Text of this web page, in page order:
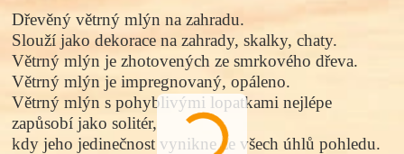
Dřevěný větrný mlýn na zahradu.
Slouží jako dekorace na zahrady, skalky, chaty.
Větrný mlýn je zhotovenýchze smrkového dřeva.
Větrný mlýn je impregnovaný,opáleno.
Větrný mlýn s pohyblivými lopatkami nejlépe
zapůsobí jako solitér,
kdy jeho jedinečnost vynikne ze všech úhlů pohledu.